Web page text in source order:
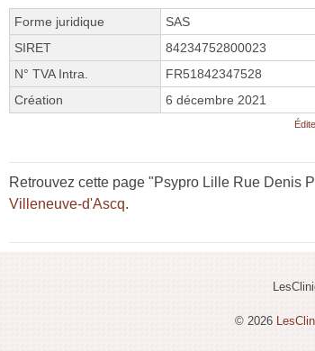
Forme juridique
SAS
SIRET
84234752800023
N° TVA Intra.
FR51842347528
Création
6 décembre 2021
Retrouvez cette page "Psypro Lille Rue Denis
Villeneuve-d'Ascq.
© 2026